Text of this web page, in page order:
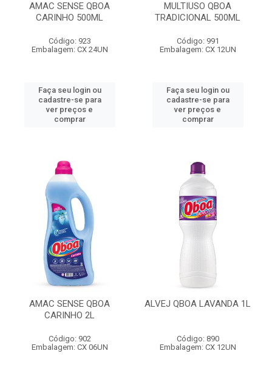
AMAC SENSE QBOA
CARINHO 500ML
Código: 923
Embalagem: CX 24UN
Faça seu login ou
cadastre-se para
ver preços e
comprar
MULTIUSO QBOA
TRADICIONAL 500ML
Código: 991
Embalagem: CX 12UN
Faça seu login ou
cadastre-se para
ver preços e
comprar
AMAC SENSE QBOA
CARINHO 2L
Código: 902
Embalagem: CX 06UN
ALVEJ QBOA LAVANDA 1L
Código: 890
Embalagem: CX 12UN